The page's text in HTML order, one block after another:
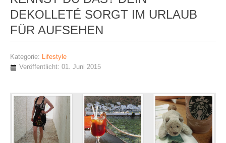
DEKOLLETÉ SORGT IM URLAUB
FÜR AUFSEHEN
Kategorie: Lifestyle
Veröffentlicht: 01. Juni 2015